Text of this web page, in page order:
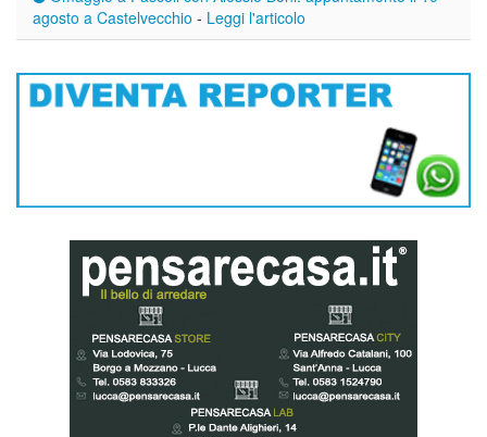
agosto a Castelvecchio - Leggi l'articolo